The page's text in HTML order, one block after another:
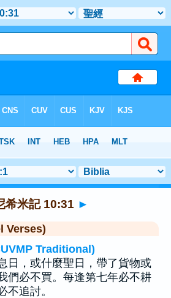
希米記 10:31 ►
Verses)
Traditional)
日，或什麼聖日，帶了貨物或
們必不買。每逢第七年必不耕
不追討。